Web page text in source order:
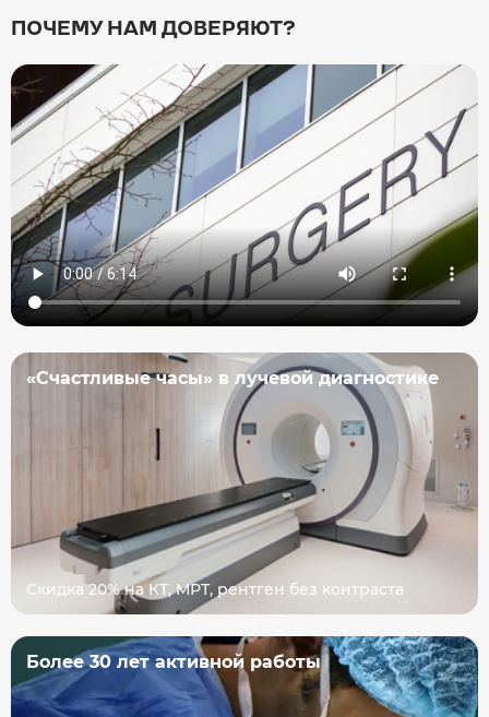
ПОЧЕМУ НАМ ДОВЕРЯЮТ?
«Счастливые часы» в лучевой диагностике
Скидка 20% на КТ, МРТ, рентген без контраста
Более 30 лет активной работы